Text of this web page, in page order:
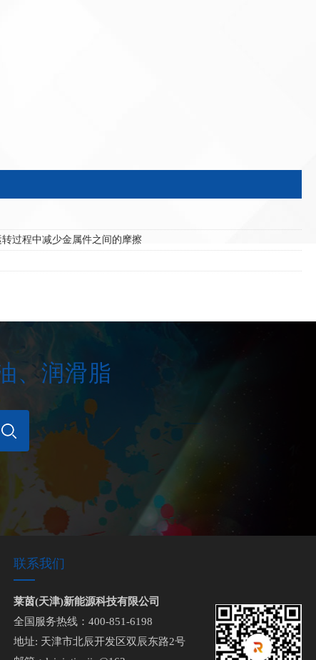
过程中减少金属件之间的摩擦
、润滑脂
联系我们
莱茵(天津)新能源科技有限公司
全国服务热线：400-851-6198
地址: 天津市北辰开发区双辰东路2号